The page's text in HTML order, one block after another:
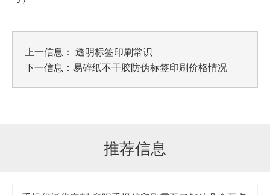
上一信息： 透明标签印刷常识
下一信息： 易碎纸不干胶防伪标签印刷价格情况
推荐信息